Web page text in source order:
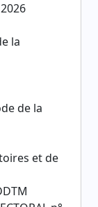
la
de la
et de